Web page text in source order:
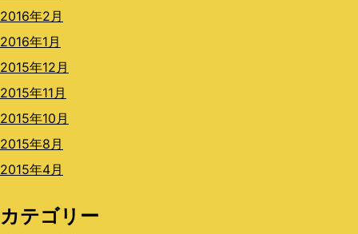
2016年2月
2016年1月
2015年12月
2015年11月
2015年10月
2015年8月
2015年4月
カテゴリー